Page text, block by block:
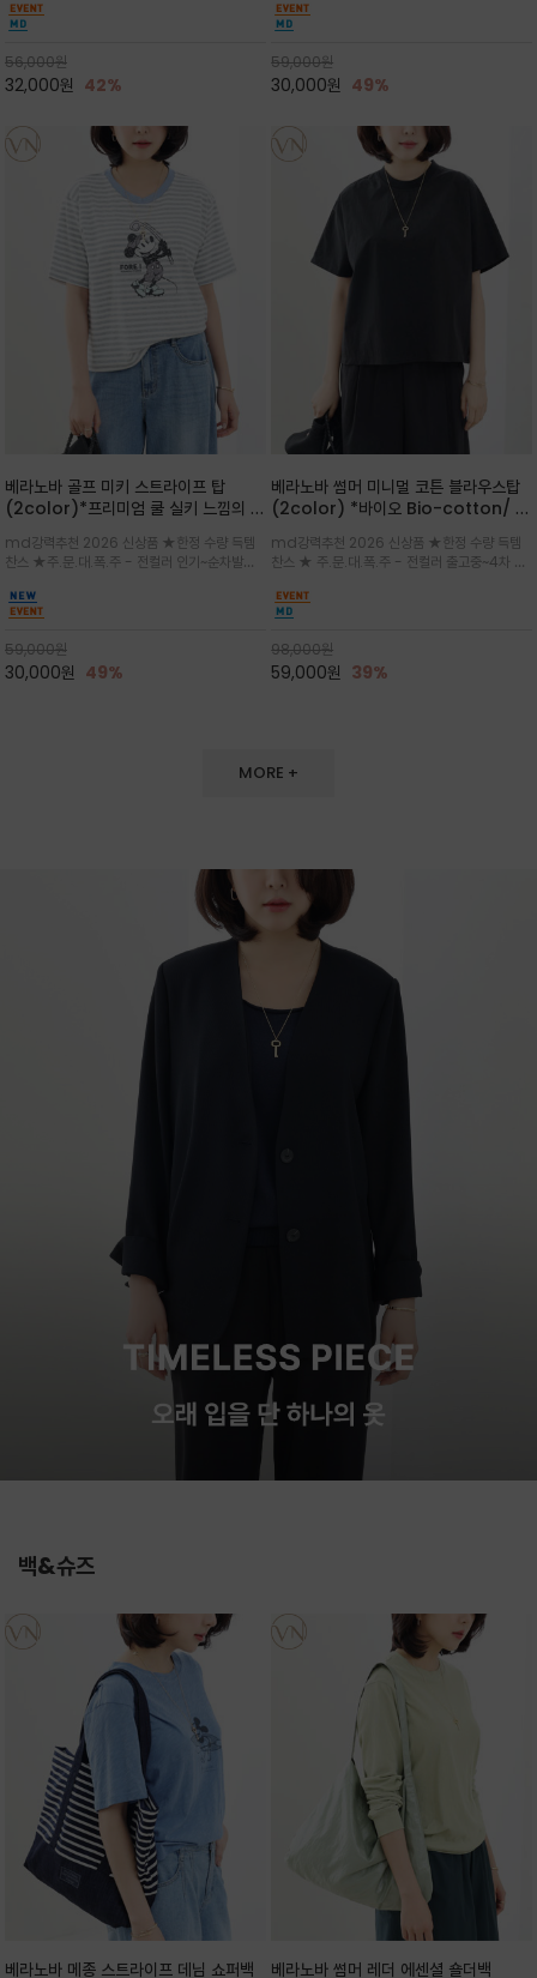
있는 드롭숄더와 7부 소매가 더해져 팔 라인을
자연스럽게 커버해주는 아이템/얇고 가벼운 터
치감으로 편안
56,000원
32,000원 42%
유 있는 핏과 경쾌한 기장감이 자연스럽게 체형
을 커버/빈티지한 레터링 프린트가 은근한 포인
트가 되어 데님이나 린넨 팬츠와 감
59,000원
30,000원 49%
베라노바 골프 미키 스트라이프 탑
(2color)*프리미엄 쿨 실키 느낌의 폴
내 ★골프 미키티 포함 구매및 20만원
넘는 구매고객님께는 타이틀리스트 베라
노바 골프공 2피스 3구 증정(소진시 마
감)★
md강력추천 2026 신상품 ★한정 수량 득템
찬스 ★주.문.대.폭.주 - 전컬러 인기~순차발송
이프가 산뜻한 컬러감을 연출/안정감 있는 라운
드 넥라인과 여유있는 스탠다드 핏으로 여름내내
이쁘게 입으세요 ^^
59,000원
30,000원 49%
베라노바 썸머 미니멀 코튼 블라우스탑
(2color) *바이오 Bio-cotton/ 시
럼 편안하지만 블라우스처럼 단정한 무
드가 느껴지는 코튼 블라우스 탑
md강력추천 2026 신상품 ★한정 수량 득템
찬스 ★ 주.문.대.폭.주 - 전컬러 출고중~4차 리
볍게 퍼지는 박시한 실루엣과 크롭 기장이 하체
를 길어 보이게 해주며 와이드 팬츠와 셋업
98,000원
59,000원 39%
MORE +
백&슈즈
베라노바 메종 스트라이프 데님 쇼퍼백 베라노바 썸머 레더 에센셜 숄더백